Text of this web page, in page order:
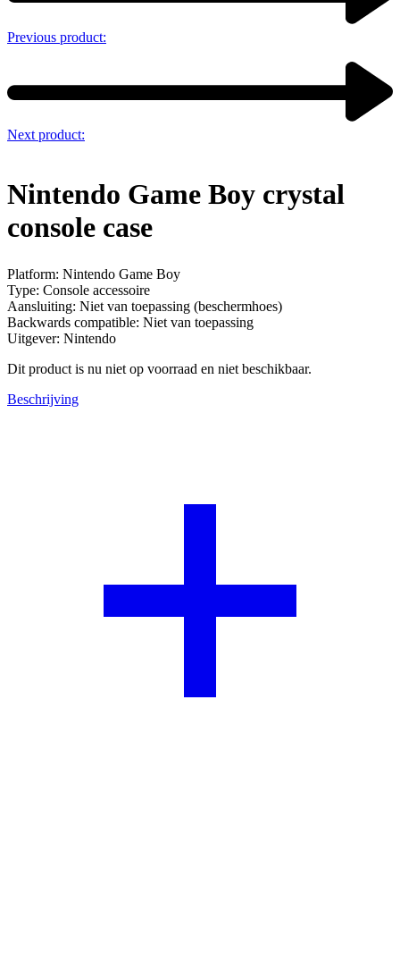
Previous product:
Next product:
Nintendo Game Boy crystal
console case
Platform: Nintendo Game Boy
Type: Console accessoire
Aansluiting: Niet van toepassing (beschermhoes)
Backwards compatible: Niet van toepassing
Uitgever: Nintendo
Dit product is nu niet op voorraad en niet beschikbaar.
Beschrijving